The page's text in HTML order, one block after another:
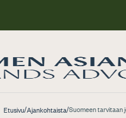
Etusivu/Ajankohtaista/Suomeen tarvitaan